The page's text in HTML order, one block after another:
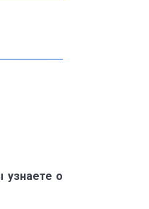
узнаете о